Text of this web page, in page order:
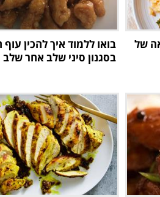
של
בואו ללמוד איך להכין
בסגנון סיני שלב אחר שלב